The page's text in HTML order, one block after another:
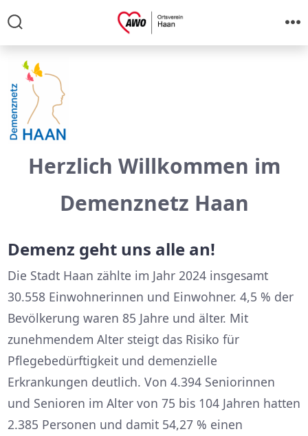
Inhalt
springen
ein-/ausblenden
Herzlich Willkommen im
Demenznetz Haan
Demenz geht uns alle an!
Die Stadt Haan zählte im Jahr 2024 insgesamt
30.558 Einwohnerinnen und Einwohner. 4,5 % der
Bevölkerung waren 85 Jahre und älter. Mit
zunehmendem Alter steigt das Risiko für
Pflegebedürftigkeit und demenzielle
Erkrankungen deutlich. Von 4.394 Seniorinnen
und Senioren im Alter von 75 bis 104 Jahren hatten
2.385 Personen und damit 54,27 % einen